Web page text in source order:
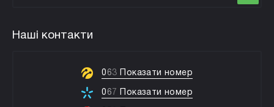
Наші контакти
063 Показати номер
06 7 Показати номер